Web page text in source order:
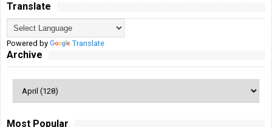
Translate
Powered by Translate
Archive
Most Popular